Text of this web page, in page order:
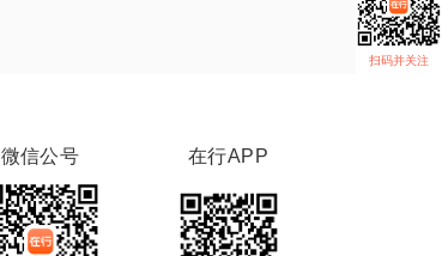
扫码并关注
微信公号 在行APP